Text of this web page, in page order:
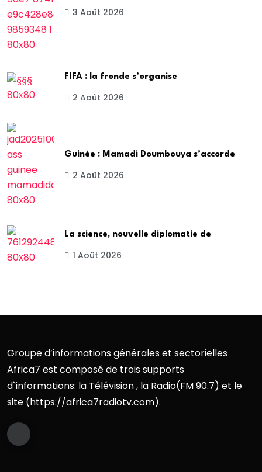
3 Août 2026
FIFA : la fronde s’organise
2 Août 2026
Guinée : Mamadi Doumbouya s’accorde
2 Août 2026
La science, nouvelle diplomatie de
1 Août 2026
Groupe d’informations générales et sectorielles
Africa7 est composé de trois supports
d`informations: la Télévision , la Radio(FM 90.7) et le
site (https://africa7radiotv.com).